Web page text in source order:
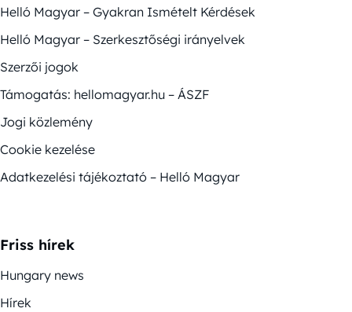
Helló Magyar – Gyakran Ismételt Kérdések
Helló Magyar – Szerkesztőségi irányelvek
Szerzői jogok
Támogatás: hellomagyar.hu – ÁSZF
Jogi közlemény
Cookie kezelése
Adatkezelési tájékoztató – Helló Magyar
Friss hírek
Hungary news
Hírek